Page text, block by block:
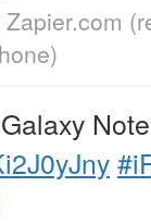
Zapier.com
)